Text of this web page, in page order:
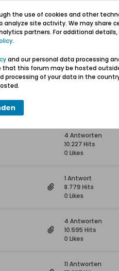
8.296 Hits
0 Likes
18.456 Hits
0 Likes
4 Antworten
10.227 Hits
0 Likes
1 Antwort
8.779 Hits
0 Likes
4 Antworten
10.595 Hits
0 Likes
11 Antworten
the use of cookies and other
analyze site activity. We may share
partners. For additional details,
.
and our personal data processing
that this forum may be hosted
of your data in the